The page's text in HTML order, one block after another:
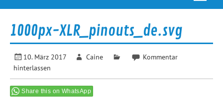
1000px-XLR_pinouts_de.svg
10. März 2017 Caine
Kommentar
hinterlassen
Share this on WhatsApp